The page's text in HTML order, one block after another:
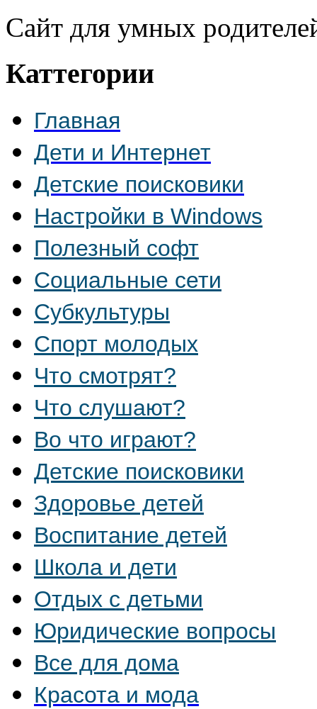
Сайт для умных
Каттегории
Главная
Дети и Интернет
Детские поисковики
Настройки в Windows
Полезный софт
Социальные сети
Субкультуры
Спорт молодых
Что смотрят?
Что слушают?
Во что играют?
Детские поисковики
Здоровье детей
Воспитание детей
Школа и дети
Отдых с детьми
Юридические вопросы
Все для дома
Красота и мода